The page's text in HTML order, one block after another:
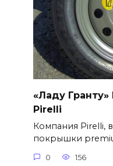
«Ладу
Pirelli
Компания Pirelli,
покрышки
0 156